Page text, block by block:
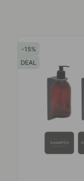
15
DEAL